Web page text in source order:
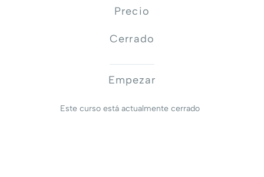
Precio
Cerrado
Empezar
Este curso está actualmente cerrado